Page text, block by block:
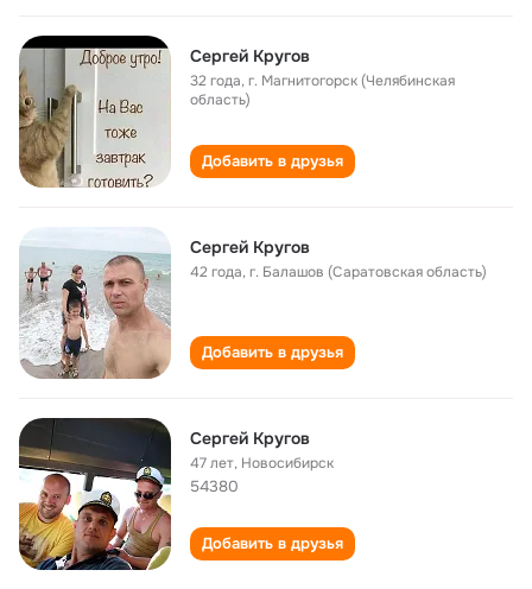
Сергей Кругов
32 года,г. Магнитогорск (Челябинская
область)
Добавить в друзья
Сергей Кругов
42 года,г. Балашов (Саратовская область)
Добавить в друзья
Сергей Кругов
47 лет, Новосибирск
54380
Добавить в друзья